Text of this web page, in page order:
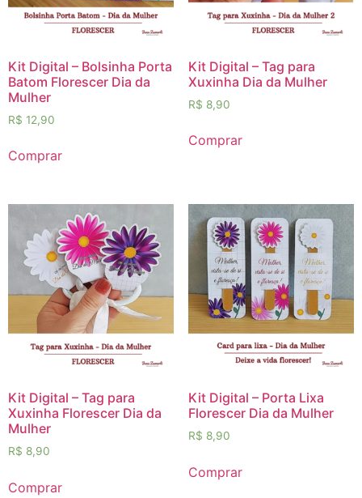
Kit Digital – Bolsinha Porta
Batom Florescer Dia da
Mulher
R$ 12,90
Comprar
Kit Digital – Tag para
Xuxinha Dia da Mulher
R$ 8,90
Comprar
Kit Digital – Tag para
Xuxinha Florescer Dia da
Mulher
R$ 8,90
Comprar
Kit Digital – Porta Lixa
Florescer Dia da Mulher
R$ 8,90
Comprar